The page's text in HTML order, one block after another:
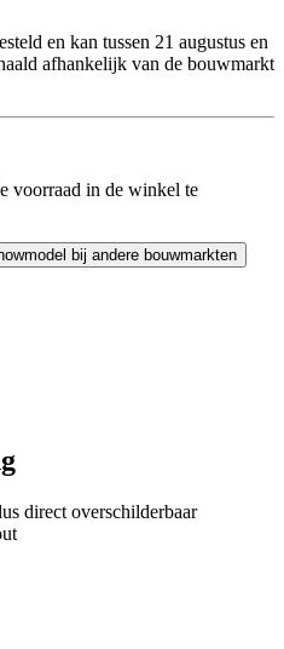
en kan tussen 21 augustus en
afhankelijk van de bouwmarkt
voorraad in de winkel te
bij andere bouwmarkten
direct overschilderbaar